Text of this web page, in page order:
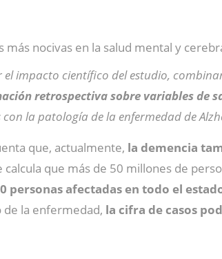
nocivas en la salud mental y
impacto científico del estudio,
retrospectiva sobre variables de
la patología de la enfermedad de
que, actualmente, la demencia
que más de 50 millones de
personas afectadas en todo el
la enfermedad, la cifra de casos